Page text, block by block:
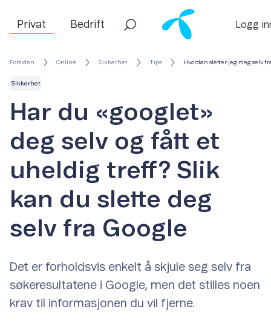
Privat Bedrift Logg
Forsiden Online Sikkerhet Tips Hvordan sletter jeg meg selv
Sikkerhet
Har du «googlet»
deg selv og fått et
uheldig treff? Slik
kan du slette deg
selv fra Google
Det er forholdsvis enkelt å skjule seg selv fra
søkeresultatene i Google, men det stilles noen
krav til informasjonen du vil fjerne.